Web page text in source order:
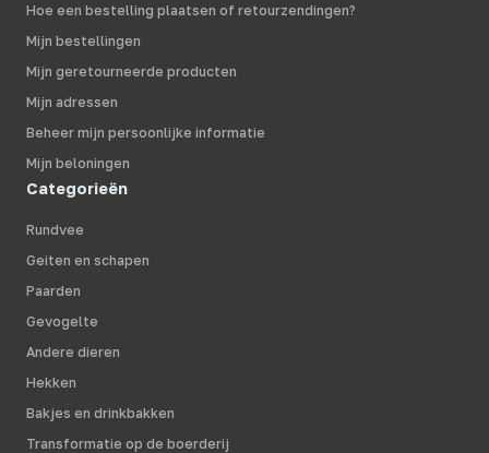
Hoe een bestelling plaatsen of retourzendingen?
Mijn bestellingen
Mijn geretourneerde producten
Mijn adressen
Beheer mijn persoonlijke informatie
Mijn beloningen
Categorieën
Rundvee
Geiten en schapen
Paarden
Gevogelte
Andere dieren
Hekken
Bakjes en drinkbakken
Transformatie op de boerderij